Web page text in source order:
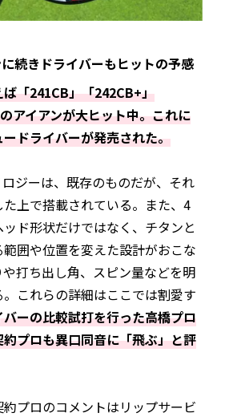
続きドライバーもヒットの予感
「241CB」「242CB+」
アイアンが大ヒット中。これに
ドライバーが発売された。
ジーは、既存のものだが、それ
上で搭載されている。また、4
ド形状だけではなく、チタンと
囲や位置を変えた設計がおこな
打ち出し角、スピン量などを明
これらの詳細はここでは割愛す
ーの比較試打を行った高橋プロ
プロも異口同音に「飛ぶ」と評
プロのコメントはリップサービ